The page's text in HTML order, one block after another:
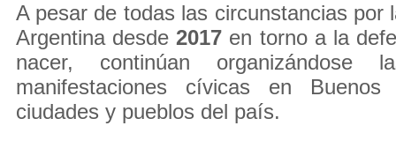
A pesar de todas las circunstancias por
Argentina desde2017 en torno a la
nacer, continúan organizándose
manifestaciones cívicas en
ciudades y pueblos del país.